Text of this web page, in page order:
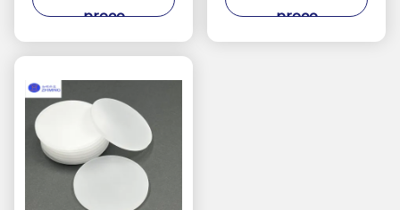
Espessura pode ser
preço
preço